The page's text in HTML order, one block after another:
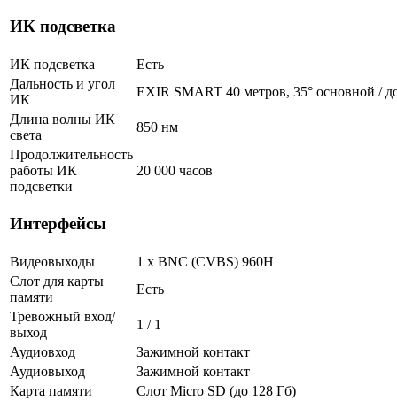
ИК подсветка
ИК подсветка
Есть
Дальность и угол
ИК
EXIR SMART 40 метров, 35° основной /
Длина волны ИК
света
850 нм
Продолжительность
работы ИК
подсветки
20 000 часов
Интерфейсы
Видеовыходы
1 х BNC (CVBS) 960H
Слот для карты
памяти
Есть
Тревожный вход/
выход
1 / 1
Аудиовход
Зажимной контакт
Аудиовыход
Зажимной контакт
Карта памяти
Слот Micro SD (до 128 Гб)